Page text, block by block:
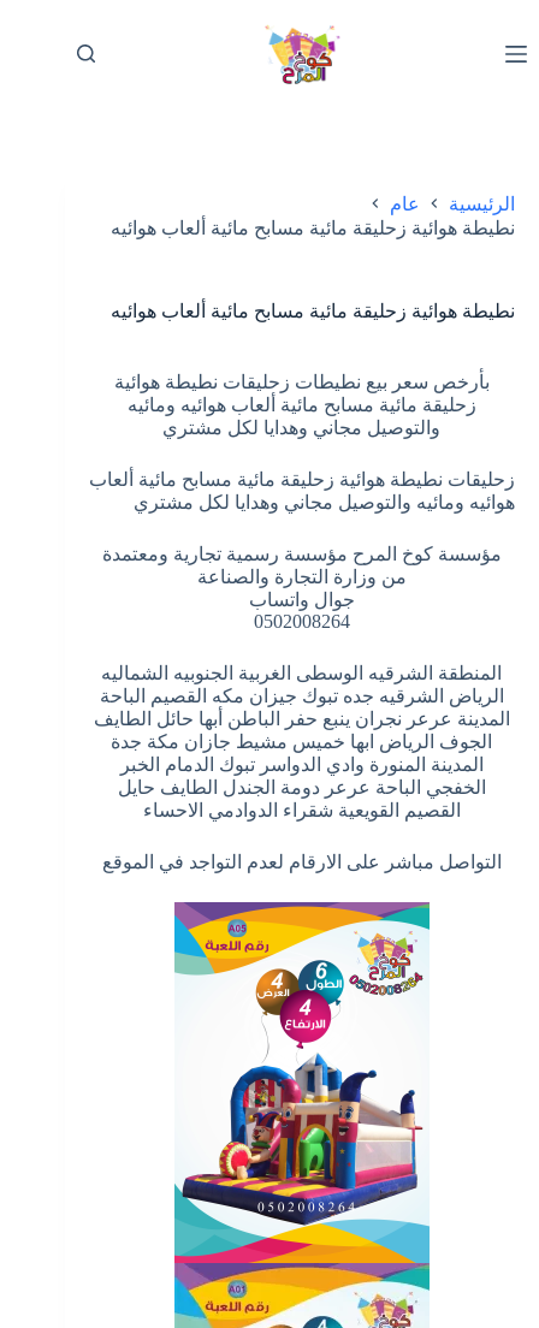
المحتوى
الرئيسية
عام
نطيطة هوائية زحليقة مائية مسابح مائية ألعاب هوائيه
نطيطة هوائية زحليقة مائية مسابح مائية ألعاب هوائيه
بأرخص سعر بيع نطيطات زحليقات نطيطة هوائية
زحليقة مائية مسابح مائية ألعاب هوائيه ومائيه
والتوصيل مجاني وهدايا لكل مشتري
زحليقات نطيطة هوائية زحليقة مائية مسابح مائية ألعاب
هوائيه ومائيه والتوصيل مجاني وهدايا لكل مشتري
مؤسسة كوخ المرح مؤسسة رسمية تجارية ومعتمدة
من وزارة التجارة والصناعة
جوال واتساب
0502008264
المنطقة الشرقيه الوسطى الغربية الجنوبيه الشماليه
الرياض الشرقيه جده تبوك جيزان مكه القصيم الباحة
المدينة عرعر نجران ينبع حفر الباطن أبها حائل الطايف
الجوف الرياض ابها خميس مشيط جازان مكة جدة
المدينة المنورة وادي الدواسر تبوك الدمام الخبر
الخفجي الباحة عرعر دومة الجندل الطايف حايل
القصيم القويعية شقراء الدوادمي الاحساء
التواصل مباشر على الارقام لعدم التواجد في الموقع